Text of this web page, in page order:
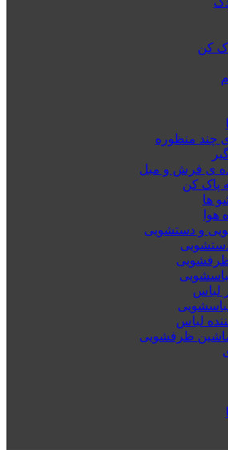
کن
چند منظوره
ی فرش و مبل
پاک کن
ها
هوا
و دستشویی
ظرفشویی
لباس
لباس
ظرفشویی